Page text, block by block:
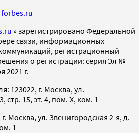
forbes.ru
» зарегистрировано Федеральной
связи, информационных
регистрационный
о регистрации: серия Эл №
2021 г.
123022, г. Москва, ул.
стр. 15, эт. 4, пом. X, ком. 1
Москва, ул. Звенигородская 2-я, д.
1